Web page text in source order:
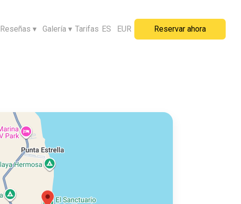
Reseñas ▾ Galería ▾ Tarifas ES EUR Reservar ahora